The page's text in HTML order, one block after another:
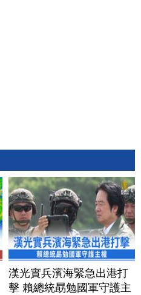
漢光實兵濱海緊急出港打
擊 賴總統勗勉國軍守護主